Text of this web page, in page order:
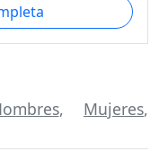
, Mujeres,